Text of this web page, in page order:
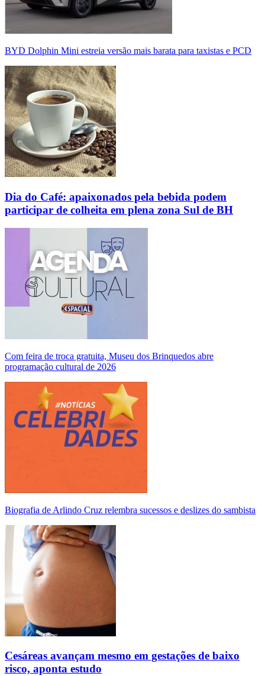
BYD Dolphin Mini estreia versão mais barata para taxistas e PCD
Dia do Café: apaixonados pela bebida podem
participar de colheita em plena zona Sul de BH
Com feira de troca gratuita, Museu dos Brinquedos abre
programação cultural de 2026
Biografia de Arlindo Cruz relembra sucessos e deslizes do sambista
Cesáreas avançam mesmo em gestações de baixo
risco, aponta estudo